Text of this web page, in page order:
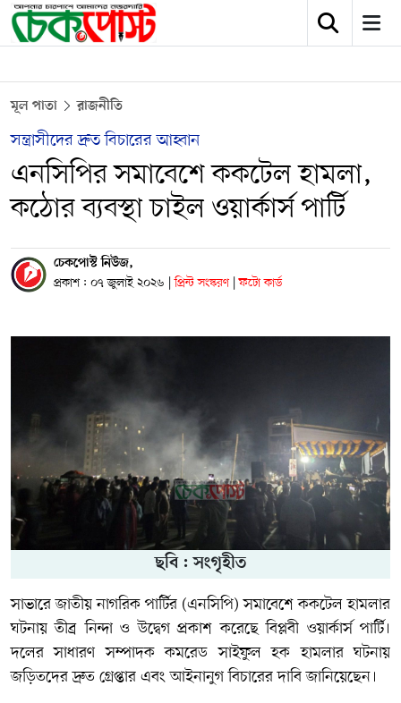
মূল পাতা রাজনীতি
সন্ত্রাসীদের দ্রুত বিচারের আহ্বান
এনসিপির সমাবেশে ককটেল হামলা,
কঠোর ব্যবস্থা চাইল ওয়ার্কার্স পার্টি
চেকপোস্ট নিউজ,
প্রকাশ : ০৭ জুলাই ২০২৬ | প্রিন্ট সংস্করণ | ফটো কার্ড
ছবি : সংগৃহীত
সাভারে জাতীয় নাগরিক পার্টির (এনসিপি) সমাবেশে ককটেল হামলার
ঘটনায় তীব্র নিন্দা ও উদ্বেগ প্রকাশ করেছে বিপ্লবী ওয়ার্কার্স পার্টি।
দলের সাধারণ সম্পাদক কমরেড সাইফুল হক হামলার ঘটনায়
জড়িতদের দ্রুত গ্রেপ্তার এবং আইনানুগ বিচারের দাবি জানিয়েছেন।